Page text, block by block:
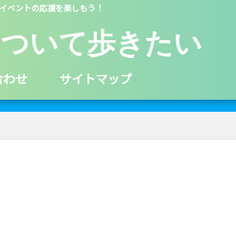
ベントの応援を楽しもう！
いて歩きたい
わせ サイトマップ